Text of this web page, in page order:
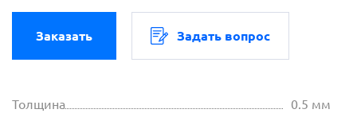
Заказать Задать вопрос
Толщина
0.5 мм